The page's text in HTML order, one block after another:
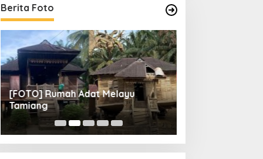
Berita Foto
[FOTO] Rumah Adat Melayu
Tamiang